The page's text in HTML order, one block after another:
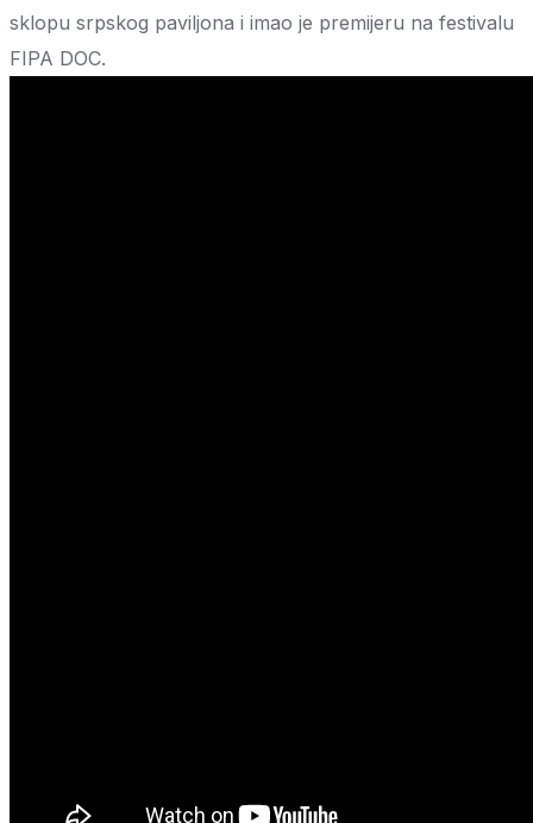
sklopu srpskog paviljona i imao je premijeru na festivalu
FIPA DOC.